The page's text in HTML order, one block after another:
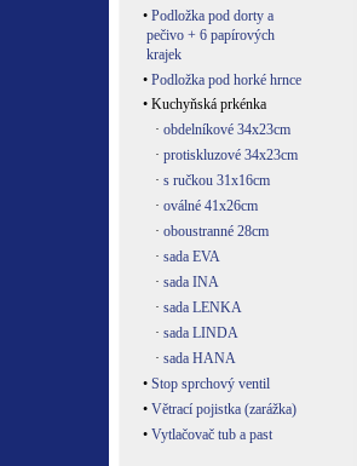
• Podložka pod dorty a
pečivo + 6 papírových
krajek
• Podložka pod horké hrnce
• Kuchyňská prkénka
· obdelníkové 34x23cm
· protiskluzové 34x23cm
· s ručkou 31x16cm
· oválné 41x26cm
· oboustranné 28cm
· sada EVA
· sada INA
· sada LENKA
· sada LINDA
· sada HANA
• Stop sprchový ventil
• Větrací pojistka (zarážka)
• Vytlačovač tub a past